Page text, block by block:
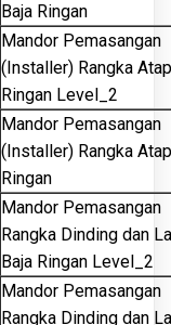
Baja Ringan
Mandor Pemasangan
(Installer) Rangka
Ringan Level_2
Mandor Pemasangan
(Installer) Rangka
Ringan
Mandor Pemasangan
Rangka Dinding dan
Baja Ringan Level_2
Mandor Pemasangan
Rangka Dinding dan